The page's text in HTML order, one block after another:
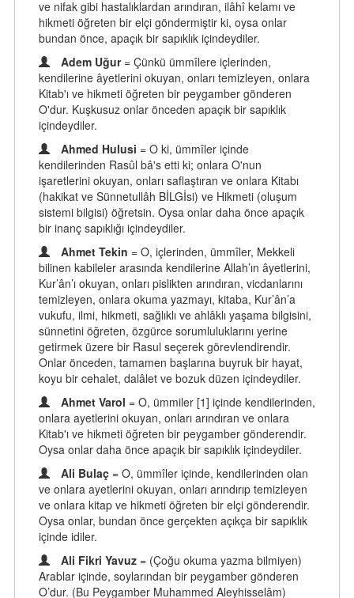
ve nifak gibi hastalıklardan arındıran, ilâhî kelamı ve
hikmeti öğreten bir elçi göndermiştir ki, oysa onlar
bundan önce, apaçık bir sapıklık içindeydiler.
Adem Uğur = Çünkü ümmîlere içlerinden,
kendilerine âyetlerini okuyan, onları temizleyen, onlara
Kitab'ı ve hikmeti öğreten bir peygamber gönderen
O'dur. Kuşkusuz onlar önceden apaçık bir sapıklık
içindeydiler.
Ahmed Hulusi = O ki, ümmîler içinde
kendilerinden Rasûl bâ's etti ki; onlara O'nun
işaretlerini okuyan, onları saflaştıran ve onlara Kitabı
(hakikat ve Sünnetullâh BİLGİsi) ve Hikmeti (oluşum
sistemi bilgisi) öğretsin. Oysa onlar daha önce apaçık
bir inanç sapıklığı içindeydiler.
Ahmet Tekin = O, içlerinden, ümmîler, Mekkeli
bilinen kabileler arasında kendilerine Allah’ın âyetlerini,
Kur’ân’ı okuyan, onları pislikten arındıran, vicdanlarını
temizleyen, onlara okuma yazmayı, kitaba, Kur’ân’a
vukufu, ilmi, hikmeti, sağlıklı ve ahlâklı yaşama bilgisini,
sünnetini öğreten, özgürce sorumluluklarını yerine
getirmek üzere bir Rasul seçerek görevlendirendir.
Onlar önceden, tamamen başlarına buyruk bir hayat,
koyu bir cehalet, dalâlet ve bozuk düzen içindeydiler.
Ahmet Varol = O, ümmiler [1] içinde kendilerinden,
onlara ayetlerini okuyan, onları arındıran ve onlara
Kitab'ı ve hikmeti öğreten bir peygamber gönderendir.
Oysa onlar daha önce apaçık bir sapıklık içindeydiler.
Ali Bulaç = O, ümmîler içinde, kendilerinden olan
ve onlara ayetlerini okuyan, onları arındırıp temizleyen
ve onlara kitap ve hikmeti öğreten bir elçi gönderendir.
Oysa onlar, bundan önce gerçekten açıkça bir sapıklık
içinde idiler.
Ali Fikri Yavuz = (Çoğu okuma yazma bilmiyen)
Arablar içinde, soylarından bir peygamber gönderen
O’dur. (Bu Peygamber Muhammed Aleyhisselâm)